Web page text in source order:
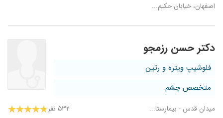
اصفهان، خیابان حکیم...
دکتر حسن رزمجو
فلوشیپ ویتره و رتین
متخصص چشم
میدان قدس - بیمارستا... ۵۳۲ نفر